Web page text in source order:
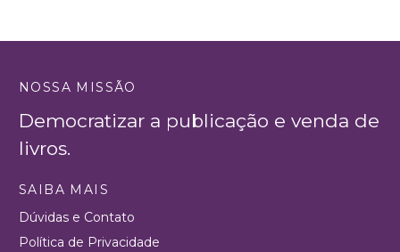
NOSSA MISSÃO
Democratizar a publicação e venda de
livros.
SAIBA MAIS
Dúvidas e Contato
Política de Privacidade